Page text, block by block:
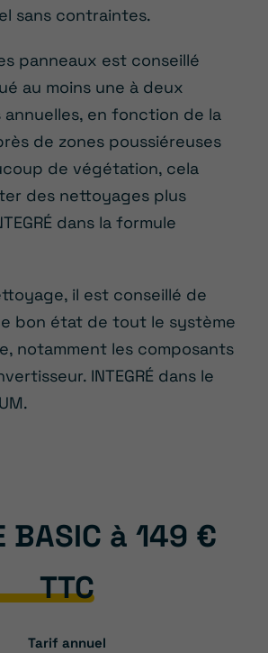
sans contraintes.
panneaux est conseillé
au moins une à deux
en fonction de la
de zones poussiéreuses
de végétation, cela
des nettoyages plus
dans la formule
il est conseillé de
bon état de tout le système
notamment les composants
INTEGRÉ dans le
BASIC à 149 €
TTC
Tarif annuel